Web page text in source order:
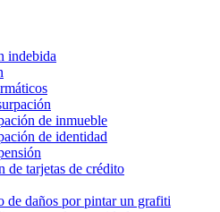
indebida
de inmueble
de identidad
de tarjetas de crédito
de daños por pintar un grafiti